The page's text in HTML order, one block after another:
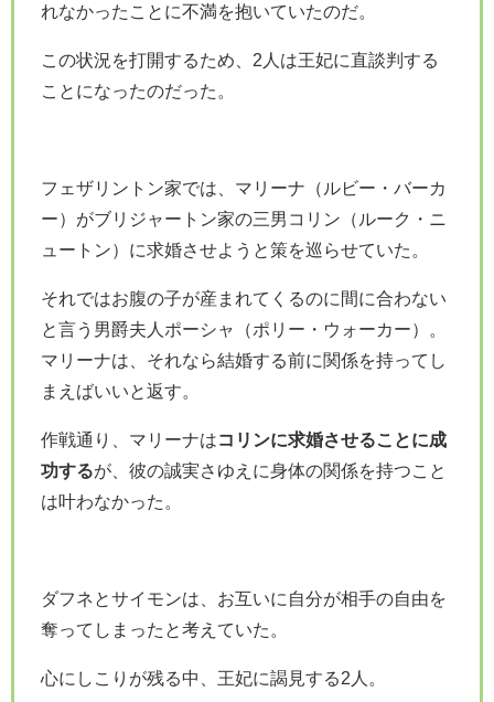
れなかったことに不満を抱いていたのだ。
この状況を打開するため、2人は王妃に直談判する
ことになったのだった。
フェザリントン家では、マリーナ（ ルビー・バーカ
ー）がブリジャートン家の三男コリン（ ルーク・ニ
ュートン）に求婚させようと策を巡らせていた。
それではお腹の子が産まれてくるのに間に合わない
と言う男爵夫人ポーシャ（ポリー・ウォーカー）。
マリーナは、それなら結婚する前に関係を持ってし
まえばいいと返す。
作戦通り、マリーナはコリンに求婚させることに成
功するが、彼の誠実さゆえに身体の関係を持つこと
は叶わなかった。
ダフネとサイモンは、お互いに自分が相手の自由を
奪ってしまったと考えていた。
心にしこりが残る中、王妃に謁見する2人。